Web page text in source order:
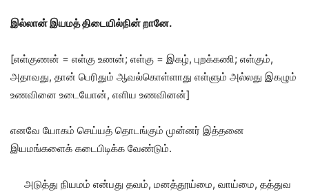
இல்லான் இயமத் திடையில்நின் றானே.
[எள்குணன் = எள்கு உணன்; எள்கு = இகழ், புறக்கணி; எள்கும்,
அதாவது, தான் பெரிதும் ஆவல்கொள்ளாது எள்ளும் அல்லது இகழும்
உணவினை உடையோன், எளிய உணவினன்]
எனவே யோகம் செய்யத் தொடங்கும் முன்னர் இத்தனை
இயமங்களைக் கடைபிடிக்க வேண்டும்.
அடுத்து நியமம் என்பது தவம், மனத்தூய்மை, வாய்மை, தத்துவ